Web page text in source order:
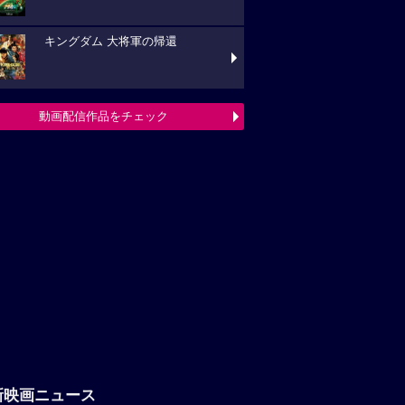
キングダム 大将軍の帰還
動画配信作品をチェック
映画ニュース